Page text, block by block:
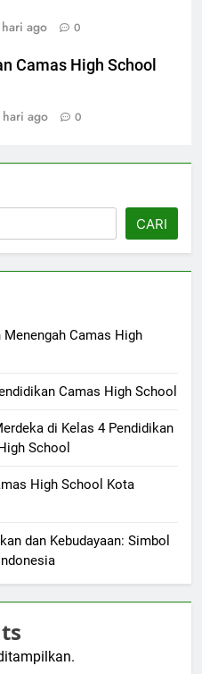
hari ago 0
Camas High School
ago 0
CARI
Camas High
Camas High School
di Kelas 4 Pendidikan
School
High School Kota
dan Kebudayaan: Simbol